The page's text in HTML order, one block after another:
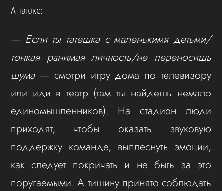
А также:
— Если ты татешка с маленькими детьми/
тонкая ранимая личность/не переносишь
шума— смотри игру дома по телевизору
или иди в театр (там ты найдешь немало
единомышленников). На стадион люди
приходят, чтобы оказать звуковую
поддержку команде, выплеснуть эмоции,
как следует покричать и не быть за это
поругаемыми. А тишину принято соблюдать